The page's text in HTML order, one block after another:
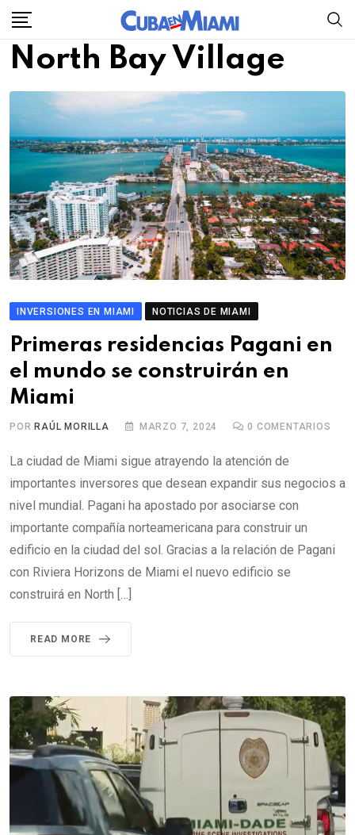
Skip
content
North Bay Village
INVERSIONES EN MIAMI NOTICIAS DE MIAMI
Primeras residencias Pagani en
el mundo se construirán en
Miami
POR RAÚL MORILLA MARZO 7, 2024 0 COMENTARIOS
La ciudad de Miami sigue atrayendo la atención de
importantes inversores que desean expandir sus negocios a
nivel mundial. Pagani ha apostado por asociarse con
importante compañía norteamericana para construir un
edificio en la ciudad del sol. Gracias a la relación de Pagani
con Riviera Horizons de Miami el nuevo edificio se
construirá en North […]
READ MORE